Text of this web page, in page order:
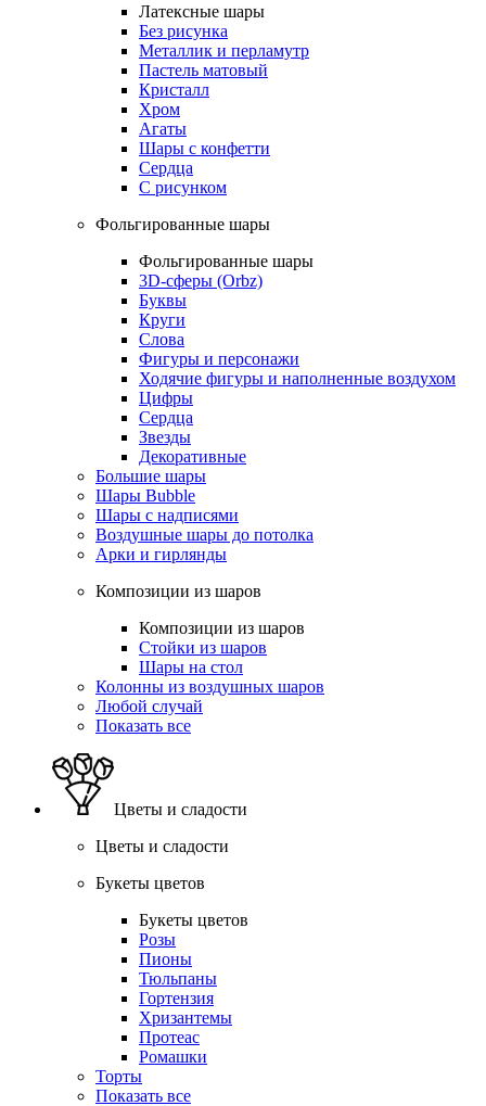
Латексные шары
Без рисунка
Металлик и перламутр
Пастель матовый
Кристалл
Хром
Агаты
Шары с конфетти
Сердца
С рисунком
Фольгированные шары
Фольгированные шары
3D-сферы (Orbz)
Буквы
Круги
Слова
Фигуры и персонажи
Ходячие фигуры и наполненные воздухом
Цифры
Сердца
Звезды
Декоративные
Большие шары
Шары Bubble
Шары с надписями
Воздушные шары до потолка
Арки и гирлянды
Композиции из шаров
Композиции из шаров
Стойки из шаров
Шары на стол
Колонны из воздушных шаров
Любой случай
Показать все
Цветы и сладости
Цветы и сладости
Букеты цветов
Букеты цветов
Розы
Пионы
Тюльпаны
Гортензия
Хризантемы
Протеас
Ромашки
Торты
Показать все